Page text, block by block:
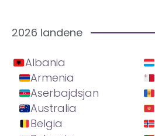
2026 landene
Albania
Armenia
Aserbajdsjan
Australia
Belgia